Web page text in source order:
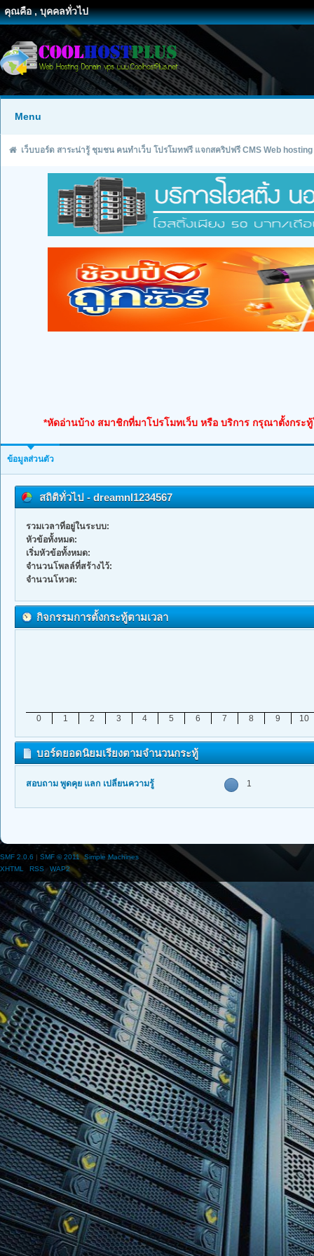
คุณคือ , บุคคลทั่วไป
Menu
เว็บบอร์ด สาระน่ารู้ ชุมชน คนทำเว็บ โปรโมทฟรี แจกสคริปฟรี CMS Web hosting
*หัดอ่านบ้าง สมาชิกที่มาโปรโมทเว็บ หรือ บริการ กรุณาตั้งกระ
ข้อมูลส่วนตัว
สถิติทั่วไป - dreamnl1234567
รวมเวลาที่อยู่ในระบบ:
หัวข้อทั้งหมด:
เริ่มหัวข้อทั้งหมด:
จำนวนโพลล์ที่สร้างไว้:
จำนวนโหวต:
กิจกรรมการตั้งกระทู้ตามเวลา
0 1 2 3 4 5 6 7 8 9 10
บอร์ดยอดนิยมเรียงตามจำนวนกระทู้
สอบถาม พูดคุย แลก เปลี่ยนความรู้ 1
SMF 2.0.6 | SMF © 2011 ,Simple Machines
XHTML
RSS WAP2